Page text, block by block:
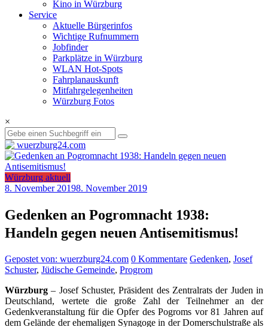
Kino in Würzburg
Service
Aktuelle Bürgerinfos
Wichtige Rufnummern
Jobfinder
Parkplätze in Würzburg
WLAN Hot-Spots
Fahrplanauskunft
Mitfahrgelegenheiten
Würzburg Fotos
×
Würzburg aktuell
8. November 20198. November 2019
Gedenken an Pogromnacht 1938:
Handeln gegen neuen Antisemitismus!
Gepostet von: wuerzburg24.com 0 Kommentare Gedenken, Josef
Schuster, Jüdische Gemeinde, Progrom
Würzburg – Josef Schuster, Präsident des Zentralrats der Juden in
Deutschland, wertete die große Zahl der Teilnehmer an der
Gedenkveranstaltung für die Opfer des Pogroms vor 81 Jahren auf
dem Gelände der ehemaligen Synagoge in der Domerschulstraße als